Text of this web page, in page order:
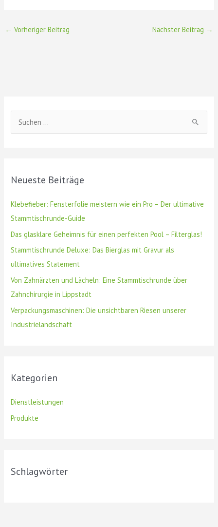
← Vorheriger Beitrag Nächster Beitrag →
e
n
a
c
h
:
Neueste Beiträge
Klebefieber: Fensterfolie meistern wie ein Pro – Der ultimative
Stammtischrunde-Guide
Das glasklare Geheimnis für einen perfekten Pool – Filterglas!
Stammtischrunde Deluxe: Das Bierglas mit Gravur als
ultimatives Statement
Von Zahnärzten und Lächeln: Eine Stammtischrunde über
Zahnchirurgie in Lippstadt
Verpackungsmaschinen: Die unsichtbaren Riesen unserer
Industrielandschaft
Kategorien
Dienstleistungen
Produkte
Schlagwörter